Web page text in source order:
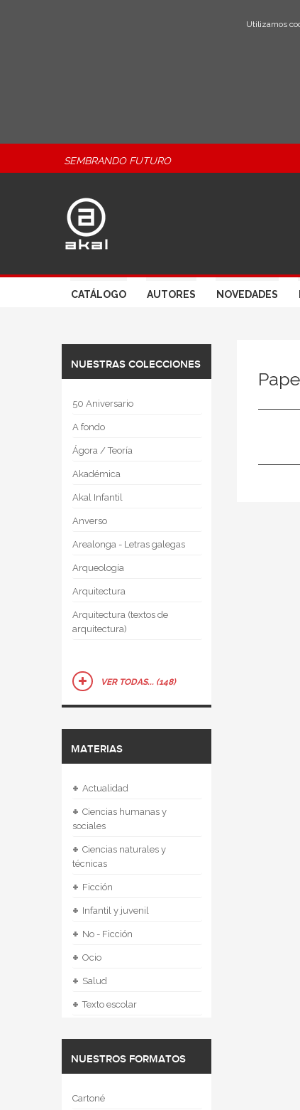
Utilizamos
SEMBRANDO FUTURO
CATÁLOGO AUTORES NOVEDADES
NUESTRAS COLECCIONES
50 Aniversario
A fondo
Ágora / Teoría
Akadémica
Akal Infantil
Anverso
Arealonga - Letras galegas
Arqueología
Arquitectura
Arquitectura (textos de
arquitectura)
VER TODAS... (148)
MATERIAS
+ Actualidad
+ Ciencias humanas y
sociales
+ Ciencias naturales y
técnicas
+ Ficción
+ Infantil y juvenil
+ No - Ficción
+ Ocio
+ Salud
+ Texto escolar
NUESTROS FORMATOS
Cartoné